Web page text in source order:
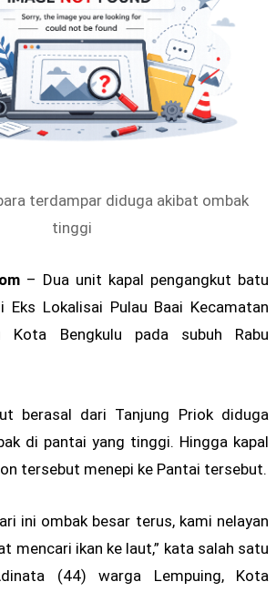
terdampar diduga akibat ombak
tinggi
– Dua unit kapal pengangkut batu
Eks Lokalisai Pulau Baai Kecamatan
Kota Bengkulu pada subuh Rabu
berasal dari Tanjung Priok diduga
di pantai yang tinggi. Hingga kapal
tersebut menepi ke Pantai tersebut.
ini ombak besar terus, kami nelayan
mencari ikan ke laut,” kata salah satu
(44) warga Lempuing, Kota